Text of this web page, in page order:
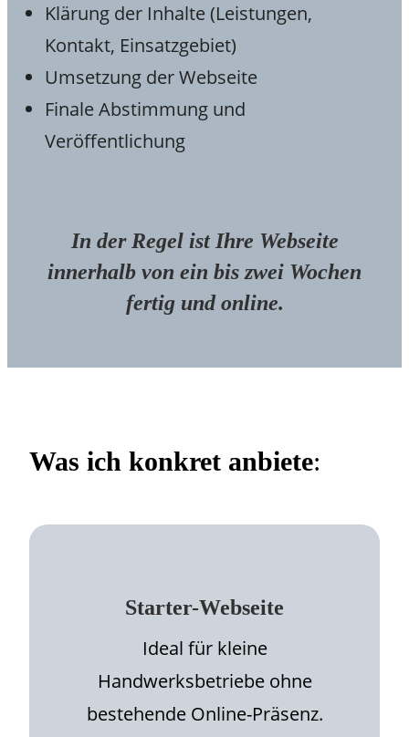
Klärung der Inhalte (Leistungen,
Kontakt, Einsatzgebiet)
Umsetzung der Webseite
Finale Abstimmung und
Veröffentlichung
In der Regel ist Ihre Webseite
innerhalb von ein bis zwei Wochen
fertig und online.
Was ich konkret anbiete:
Starter-Webseite
Ideal für kleine
Handwerksbetriebe ohne
bestehende Online-Präsenz.